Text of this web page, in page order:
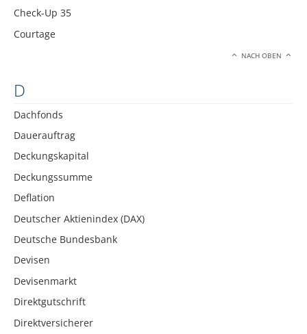
Check-Up 35
Courtage
NACH OBEN
D
Dachfonds
Dauerauftrag
Deckungskapital
Deckungssumme
Deflation
Deutscher Aktienindex (DAX)
Deutsche Bundesbank
Devisen
Devisenmarkt
Direktgutschrift
Direktversicherer